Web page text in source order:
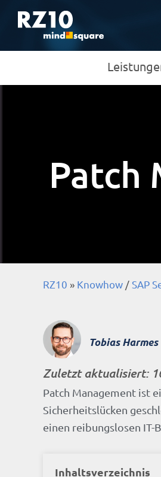
Patch
RZ10 » Knowhow / SAP
Tobias Harmes
Zuletzt aktualisiert:
Patch Management ist
Sicherheitslücken
einen reibungslosen IT-
Inhaltsverzeichnis